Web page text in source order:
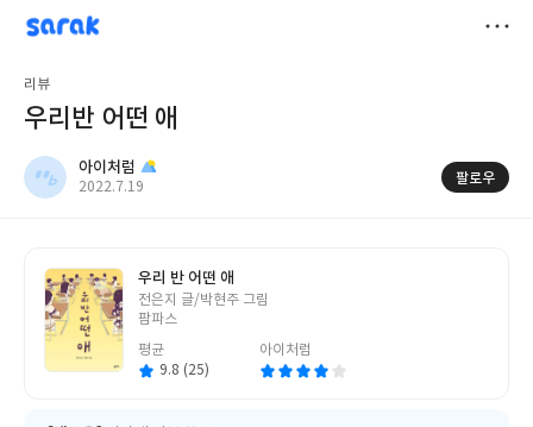
sarak
아이처럼
리뷰
우리반 어떤 애
아이처럼
작
2022.7.19
팔로우
우리 반 어떤 애
글
쓴
전은지 글/박현주 그림
팜파스
평균
9.8 (25)
아이처럼